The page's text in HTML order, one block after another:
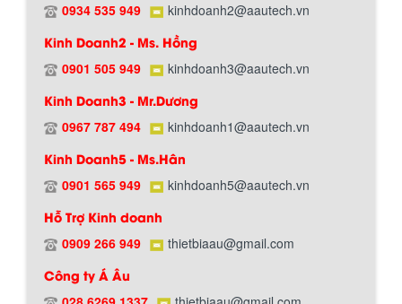
0934 535 949 kinhdoanh2@aautech.vn
Kinh Doanh2 - Ms. Hồng
0901 505 949 kinhdoanh3@aautech.vn
Kinh Doanh3 - Mr.Dương
0967 787 494 kinhdoanh1@aautech.vn
Kinh Doanh5 - Ms.Hân
0901 565 949 kinhdoanh5@aautech.vn
Hỗ Trợ Kinh doanh
0909 266 949 thietbiaau@gmail.com
Công ty Á Âu
tạo gồm 2 lớp inox và được dùng để